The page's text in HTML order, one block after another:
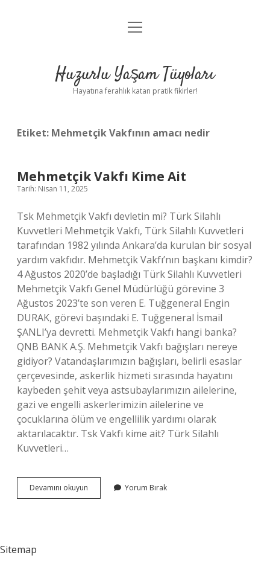
Anasayfa
Yasal Uyarı
menüyü
Huzurlu Yaşam Tüyoları
Hayatına ferahlık katan pratik fikirler!
Etiket: Mehmetçik Vakfının amacı nedir
Mehmetçik Vakfı Kime Ait
Tarih: Nisan 11, 2025
Tsk Mehmetçik Vakfı devletin mi? Türk Silahlı
Kuvvetleri Mehmetçik Vakfı, Türk Silahlı Kuvvetleri
tarafından 1982 yılında Ankara’da kurulan bir sosyal
yardım vakfıdır. Mehmetçik Vakfı’nın başkanı kimdir?
4 Ağustos 2020’de başladığı Türk Silahlı Kuvvetleri
Mehmetçik Vakfı Genel Müdürlüğü görevine 3
Ağustos 2023’te son veren E. Tuğgeneral Engin
DURAK, görevi başındaki E. Tuğgeneral İsmail
ŞANLI’ya devretti. Mehmetçik Vakfı hangi banka?
QNB BANK A.Ş. Mehmetçik Vakfı bağışları nereye
gidiyor? Vatandaşlarımızın bağışları, belirli esaslar
çerçevesinde, askerlik hizmeti sırasında hayatını
kaybeden şehit veya astsubaylarımızın ailelerine,
gazi ve engelli askerlerimizin ailelerine ve
çocuklarına ölüm ve engellilik yardımı olarak
aktarılacaktır. Tsk Vakfı kime ait? Türk Silahlı
Kuvvetleri…
Devamını okuyun Mehmetçik
Vakfı
Yorum Bırak
Sitemap